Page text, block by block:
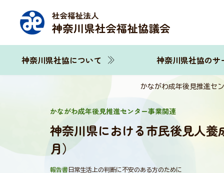
神奈川県社協について 神奈川県社協のサ
かながわ成年後見推進セ
かながわ成年後見推進センター事業関連
神奈川県における市民後見人養
月）
報告書日常生活上の判断に不安のある方のために